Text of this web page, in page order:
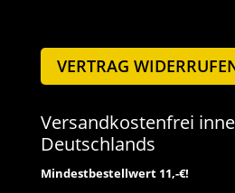
VERTRAG
Versandkostenfrei
Deutschlands
Mindestbestellwert 11,-€!